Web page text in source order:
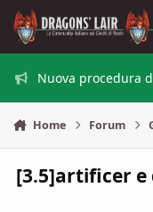
Vai al contenuto
Nuova procedura
Home Forum
[3.5]artificer